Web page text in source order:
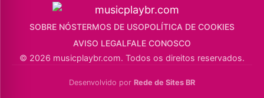
SOBRE NÓSTERMOS DE USOPOLÍTICA DE COOKIES
AVISO LEGALFALE CONOSCO
© 2026 musicplaybr.com. Todos os direitos reservados.
Desenvolvido por Rede de Sites BR